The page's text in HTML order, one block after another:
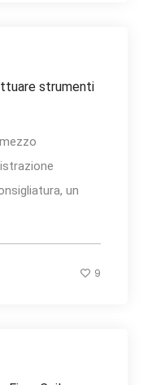
strumenti
un
9